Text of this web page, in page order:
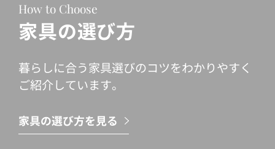
How to Choose
家具の選び方
暮らしに合う家具選びのコツをわかりやすく
ご紹介しています。
家具の選び方を見る